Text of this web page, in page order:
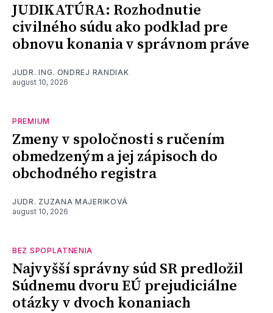
JUDIKATÚRA: Rozhodnutie
civilného súdu ako podklad pre
obnovu konania v správnom práve
JUDR. ING. ONDREJ RANDIAK
august 10, 2026
PREMIUM
Zmeny v spoločnosti s ručením
obmedzeným a jej zápisoch do
obchodného registra
JUDR. ZUZANA MAJERIKOVÁ
august 10, 2026
BEZ SPOPLATNENIA
Najvyšší správny súd SR predložil
Súdnemu dvoru EÚ prejudiciálne
otázky v dvoch konaniach